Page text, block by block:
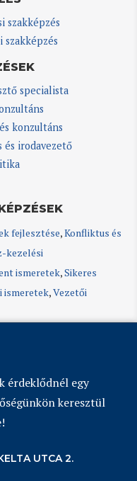
szakképzés
szakképzés
specialista
konzultáns
és irodavezető
fejlesztése,Konfliktus és
kezelési
ismeretek,Sikeres
ismeretek,Vezetői
érdeklődnél egy
keresztül
UTCA 2.